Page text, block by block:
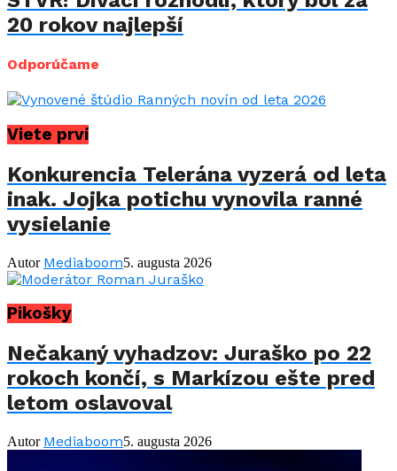
20 rokov najlepší
Odporúčame
Viete prví
Konkurencia Telerána vyzerá od leta
inak. Jojka potichu vynovila ranné
vysielanie
Autor Mediaboom5. augusta 2026
Pikošky
Nečakaný vyhadzov: Juraško po 22
rokoch končí, s Markízou ešte pred
letom oslavoval
Autor Mediaboom5. augusta 2026